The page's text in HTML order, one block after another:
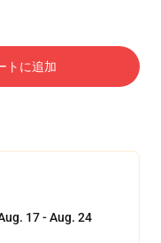
トに追加
17 - Aug. 24